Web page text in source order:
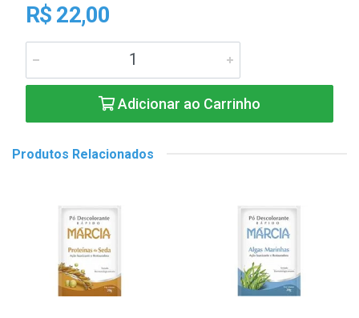
R$ 22,00
Adicionar ao Carrinho
Produtos Relacionados